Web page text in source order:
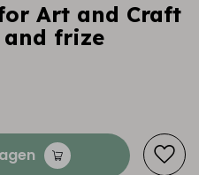
Art and Craft
and frize